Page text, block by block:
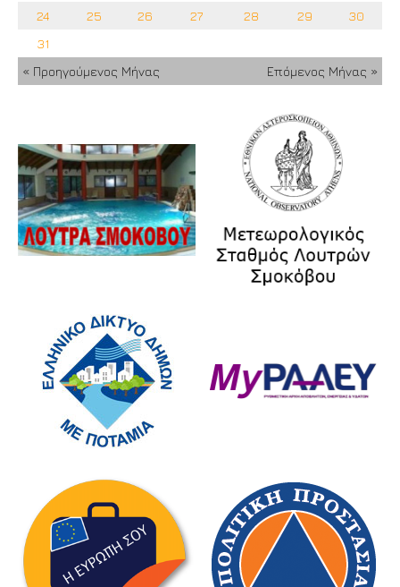
24
25 26 27 28 29
30
31
« Προηγούμενος Μήνας
Επόμενος Μήνας »